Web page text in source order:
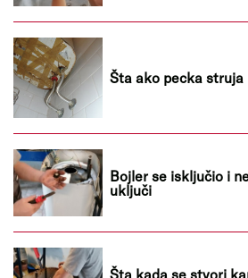
Šta ako pecka struja
Bojler se isključio i
uključi
Šta kada se stvori